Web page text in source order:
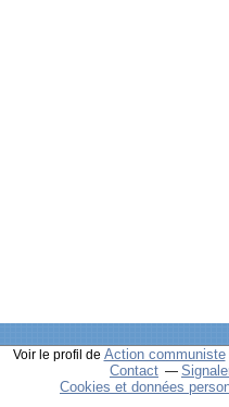
Voir le profil de Action communiste
Contact
Cookies et données